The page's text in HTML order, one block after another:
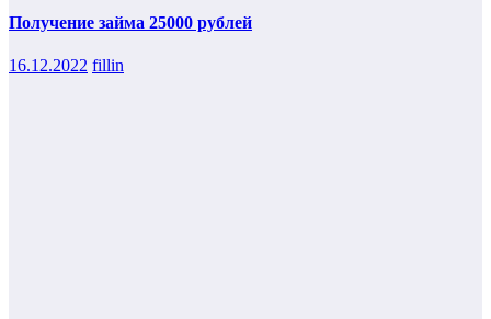
Получение займа 25000 рублей
16.12.2022 fillin